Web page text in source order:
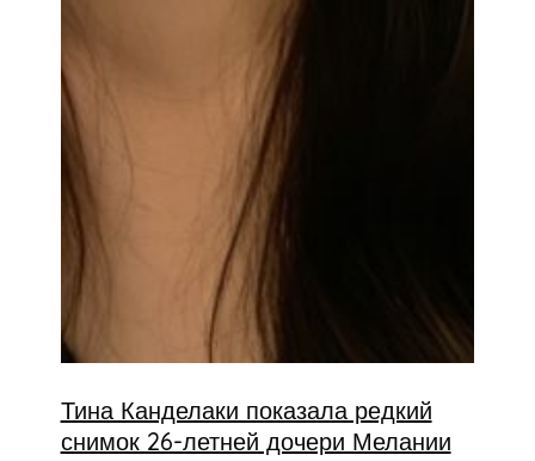
Тина Канделаки показала редкий
снимок 26-летней дочери Мелании